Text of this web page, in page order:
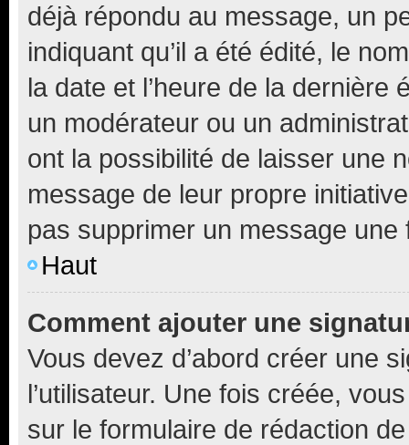
déjà répondu au message, un
indiquant qu’il a été édité, le
la date et l’heure de la dernière
un modérateur ou un
ont la possibilité de laisser une
message de leur propre
pas supprimer un message une
Haut
Comment ajouter une
Vous devez d’abord créer une
l’utilisateur. Une fois créée,
sur le formulaire de rédaction